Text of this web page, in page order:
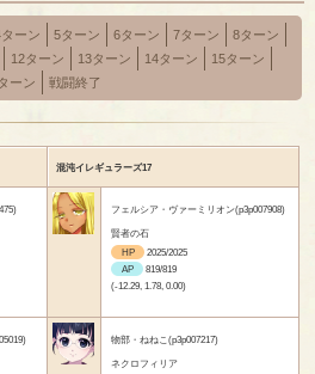
ーン 5ターン 6ターン 7ターン
8ターン
12ターン 13ターン 14ターン
15ターン
ーン
戦闘終了
混沌イレギュラーズ17
フェルシア・ヴァーミリオン(p3p007908)
賢者の石
HP
2025/2025
AP
819/819
(-12.29, 1.78, 0.00)
物部・ねねこ(p3p007217)
ネクロフィリア